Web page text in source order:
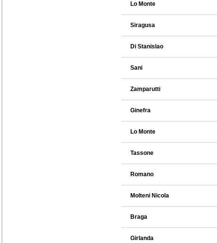
Lo Monte
Siragusa
Di Stanislao
Sani
Zamparutti
Ginefra
Lo Monte
Tassone
Romano
Molteni Nicola
Braga
Girlanda